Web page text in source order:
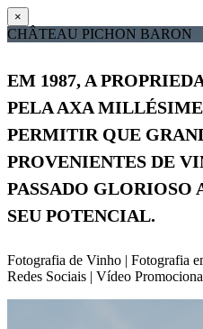
×
CHÂTEAU PICHON BARON
EM 1987, A
PELA AXA
PERMITIR QUE
PROVENIENTES DE
PASSADO GLORIOSO
SEU POTENCIAL.
Fotografia de Vinho | Fotografia
Redes Sociais | Vídeo